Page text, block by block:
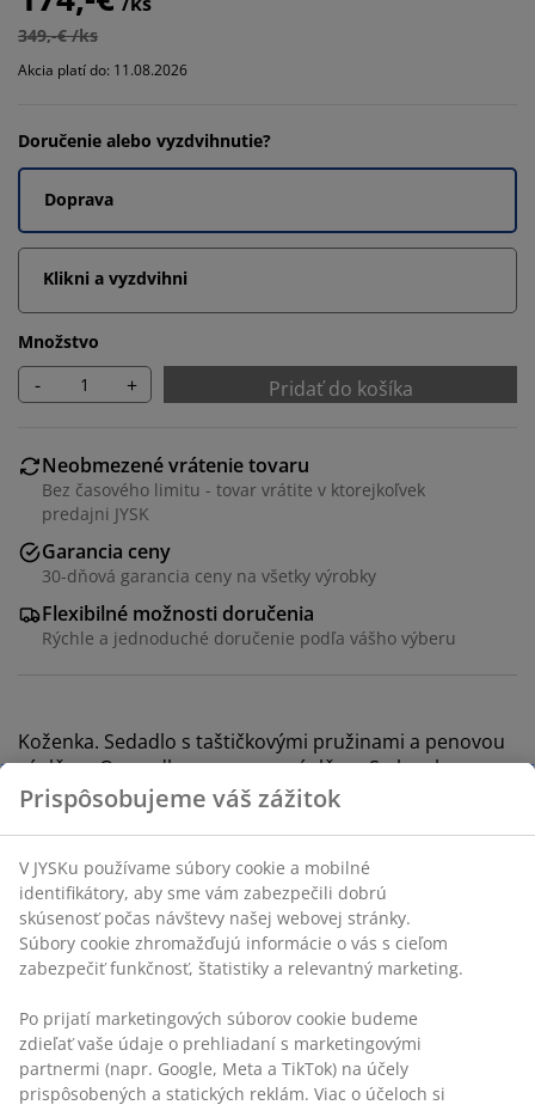
349,-€ /ks
Akcia platí do: 11.08.2026
Doručenie alebo vyzdvihnutie?
Doprava
Klikni a vyzdvihni
Množstvo
- + Pridať do košíka
Neobmezené vrátenie tovaru
Bez časového limitu - tovar vrátite v ktorejkoľvek
predajni JYSK
Garancia ceny
30-dňová garancia ceny na všetky výrobky
Flexibilné možnosti doručenia
Rýchle a jednoduché doručenie podľa vášho výberu
Koženka. Sedadlo s taštičkovými pružinami a penovou
výplňou. Operadlo s penovou výplňou. S plynule
naklápacím mechanizmom a zabudovanou opierkou
na nohy. Š75 x V73-101 x H92-160 cm
SKU: 3698276
Návod na montáž
Špecifikácie
Prispôsobujeme váš zážitok
V JYSKu používame súbory cookie a mobilné
identifikátory, aby sme vám zabezpečili dobrú
skúsenosť počas návštevy našej webovej stránky.
Súbory cookie zhromažďujú informácie o vás s cieľom
zabezpečiť funkčnosť, štatistiky a relevantný marketing.
Po prijatí marketingových súborov cookie budeme
zdieľať vaše údaje o prehliadaní s marketingovými
partnermi (napr. Google, Meta a TikTok) na účely
prispôsobených a statických reklám. Viac o účeloch si